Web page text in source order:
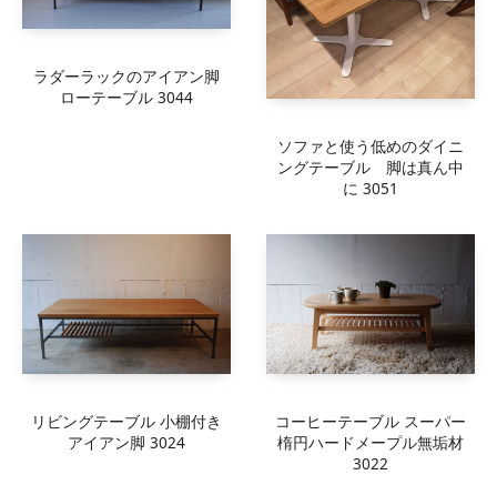
ラダーラックのアイアン脚
ローテーブル 3044
ソファと使う低めのダイニ
ングテーブル 脚は真ん中
に 3051
リビングテーブル 小棚付き
アイアン脚 3024
コーヒーテーブル スーパー
楕円ハードメープル無垢材
3022